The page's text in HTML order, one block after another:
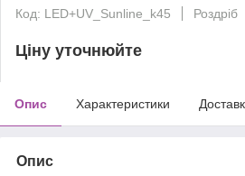
Код: LED+UV_Sunline_k45
Роздріб
Ціну уточнюйте
Опис Характеристики
Опис